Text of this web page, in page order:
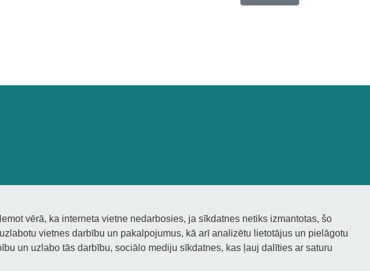
vērā, ka interneta vietne nedarbosies, ja sīkdatnes netiks izmantotas, šo
vietnes darbību un pakalpojumus, kā arī analizētu lietotājus un pielāgotu
un uzlabo tās darbību, sociālo mediju sīkdatnes, kas ļauj dalīties ar saturu